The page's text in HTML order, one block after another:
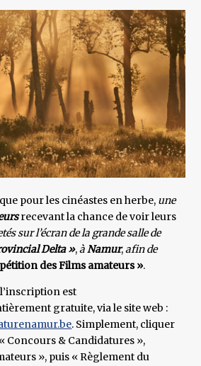
pour les cinéastes en herbe, une
recevant la chance de voir leurs
sur l’écran de la grande salle de
Delta »,àNamur,afin de
des Films amateurs ».
est
gratuite, via le site web :
. Simplement, cliquer
Concours & Candidatures »,
», puis « Règlement du